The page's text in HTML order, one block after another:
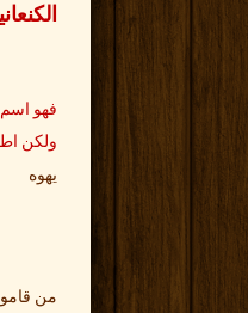
فهو اسم
ولكن
يهوه
من